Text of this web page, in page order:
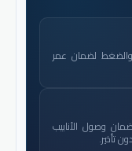
والضغط لضمان عمر
وصول الأنابيب
تأخير.